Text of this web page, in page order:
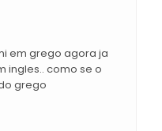
em grego agora ja
ingles.. como se o
grego